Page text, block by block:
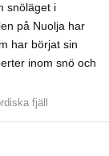
snöläget i
på Nuolja har
har börjat sin
inom snö och
fjäll